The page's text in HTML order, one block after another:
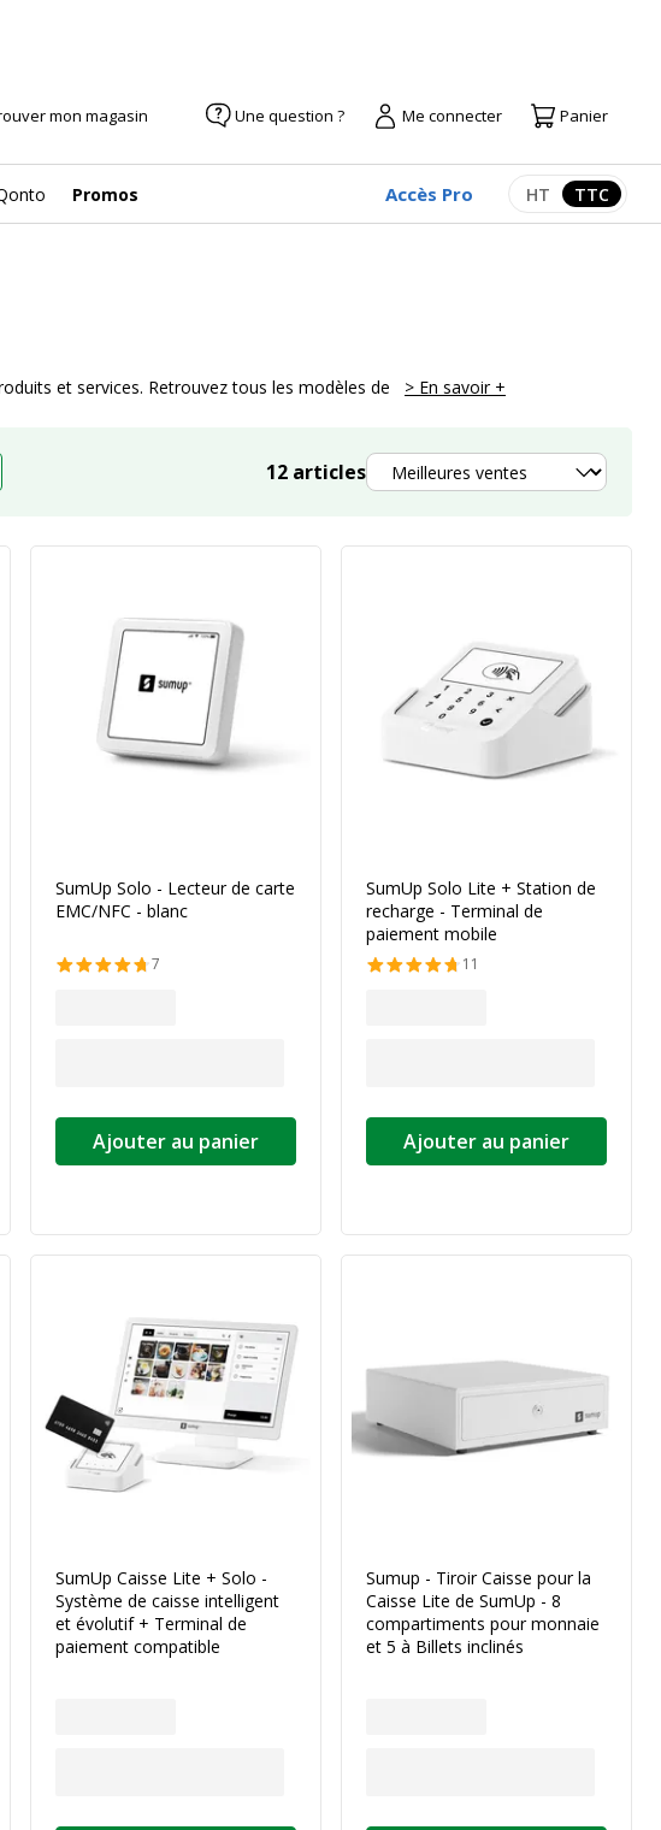
mon magasin Une question ? Me connecter Panier
Promos Accès Pro Afficher les
HT TTC
et services. Retrouvez tous les modèles de > En savoir +
12 articlesTrier
SumUp Solo - Lecteur de carte
EMC/NFC - blanc
7
Ajouter au panier
SumUp Solo Lite + Station de
recharge - Terminal de
paiement mobile
11
Ajouter au panier
SumUp Caisse Lite + Solo -
Système de caisse intelligent
et évolutif + Terminal de
paiement compatible
Sumup - Tiroir Caisse pour la
Caisse Lite de SumUp - 8
compartiments pour monnaie
et 5 à Billets inclinés